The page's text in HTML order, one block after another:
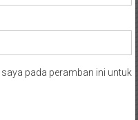
pada peramban ini untuk